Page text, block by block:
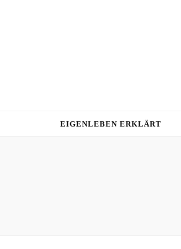
EIGENLEBEN ERKLÄRT